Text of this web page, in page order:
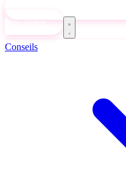
Newsletter
Conseils